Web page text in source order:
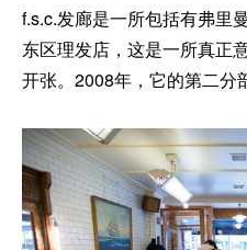
f.s.c.发廊是一所包括有弗里
东区理发店，这是一所真正
开张。2008年，它的第二分